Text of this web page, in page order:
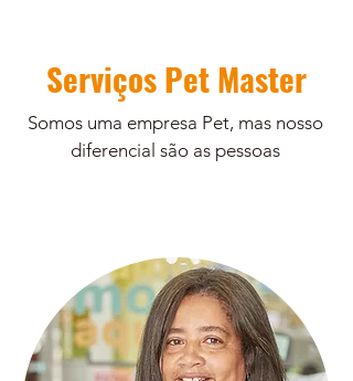
Serviços Pet Master
Somos uma empresa Pet, mas nosso
diferencial são as pessoas